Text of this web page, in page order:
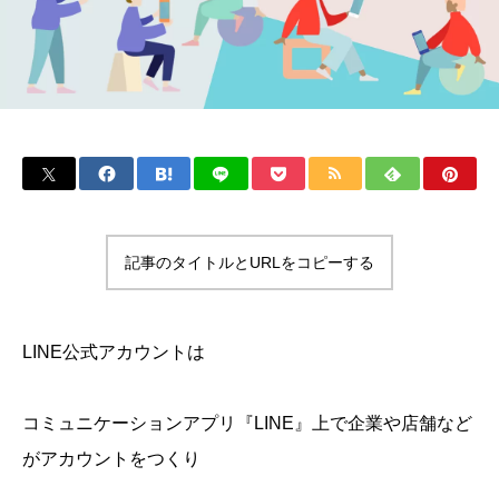
記事のタイトルとURLをコピーする
LINE公式アカウントは
コミュニケーションアプリ『LINE』上で企業や店舗など
がアカウントをつくり